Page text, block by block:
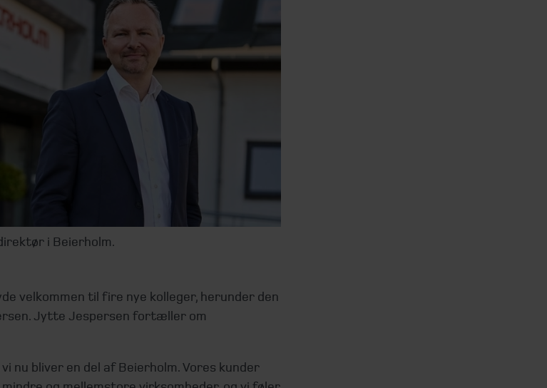
i Beierholm.
velkommen til fire nye kolleger, herunder den
Jytte Jespersen fortæller om
nu bliver en del af Beierholm. Vores kunder